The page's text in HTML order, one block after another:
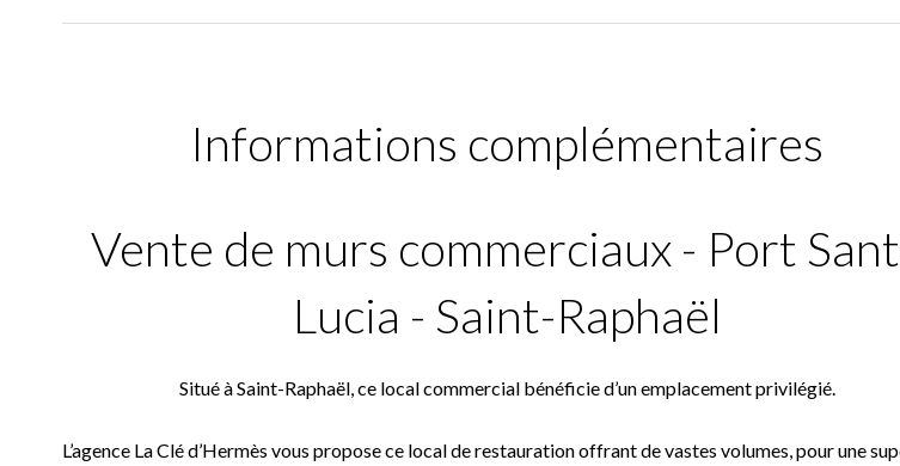
Informations complémentaires
Vente de murs commerciaux - Port
Lucia - Saint-Raphaël
Situé à Saint-Raphaël, ce local commercial bénéficie d’un emplacement privilégié.
L’agence La Clé d’Hermès vous propose ce local de restauration offrant de vastes volumes, pour une